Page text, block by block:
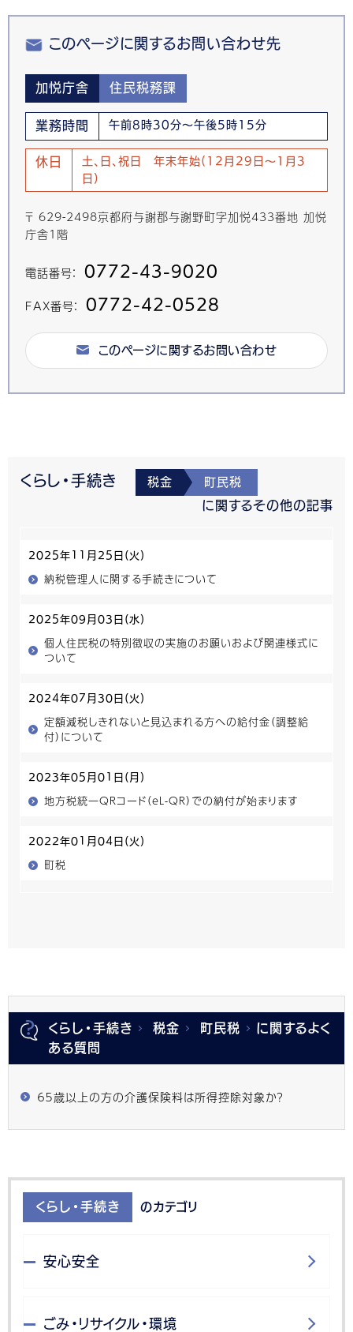
このページに関するお問い合わせ先
加悦庁舎 住民税務課
業務時間 午前8時30分～午後5時15分
休日
土、日、祝日 年末年始(12月29日～1月3
日)
〒 629-2498京都府与謝郡与謝野町字加悦433番地 加悦
庁舎1階
電話番号： 0772-43-9020
FAX番号： 0772-42-0528
このページに関するお問い合わせ
くらし・手続き 税金 町民税
に関するその他の記事
2025年11月25日(火)
納税管理人に関する手続きについて
2025年09月03日(水)
個人住民税の特別徴収の実施のお願いおよび関連様式に
ついて
2024年07月30日(火)
定額減税しきれないと見込まれる方への給付金（調整給
付）について
2023年05月01日(月)
地方税統一QRコード（eL-QR）での納付が始まります
2022年01月04日(火)
町税
くらし・手続き 税金 町民税
に関するよく
ある質問
６５歳以上の方の介護保険料は所得控除対象か？
くらし・手続き のカテゴリ
安心安全
ごみ・リサイクル・環境